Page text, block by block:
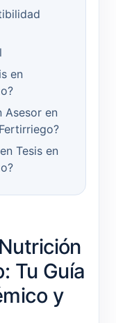
en
Asesor en
Tesis en
Tu Guía
y